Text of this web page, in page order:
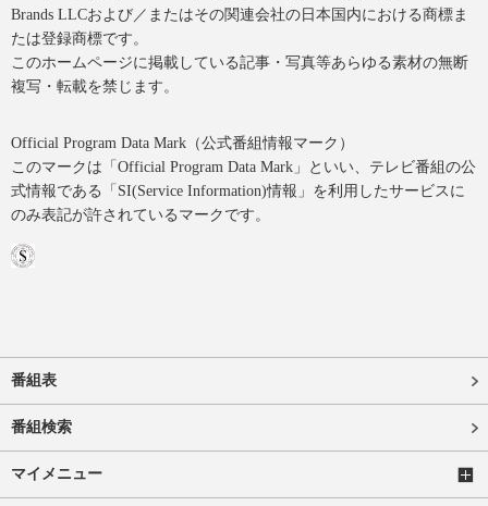
Brands LLCおよび／またはその関連会社の日本国内における商標ま
たは登録商標です。
このホームページに掲載している記事・写真等あらゆる素材の無断
複写・転載を禁じます。
Official Program Data Mark（公式番組情報マーク）
このマークは「Official Program Data Mark」といい、テレビ番組の公
式情報である「SI(Service Information)情報」を利用したサービスに
のみ表記が許されているマークです。
番組表
番組検索
マイメニュー